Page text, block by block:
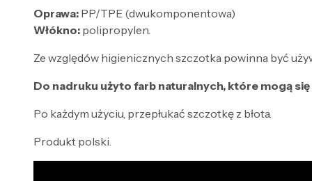
Oprawa: PP/TPE (dwukomponentowa)
Włókno: polipropylen.
Ze względów higienicznych szczotka powinna być
Do nadruku użyto farb naturalnych, które mogą
Po każdym użyciu, przepłukać szczotkę z błota.
Produkt polski.